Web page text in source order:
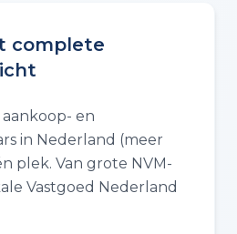
complete
en
in Nederland (meer
plek. Van grote NVM-
Vastgoed Nederland